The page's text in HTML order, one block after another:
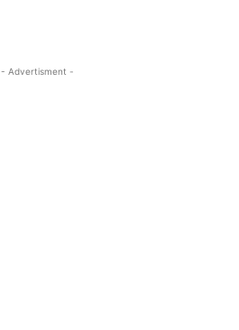
- Advertisment -